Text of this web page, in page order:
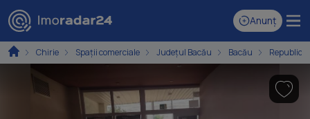
Anunț
Chirie Spaţii comerciale Județul Bacău Bacău Republicii